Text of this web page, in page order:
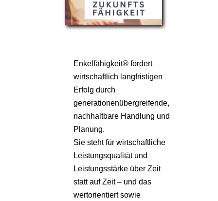
Enkelfähigkeit® fördert
wirtschaftlich langfristigen
Erfolg durch
generationenübergreifende,
nachhaltbare Handlung und
Planung.
Sie steht für wirtschaftliche
Leistungsqualität und
Leistungsstärke über Zeit
statt auf Zeit – und das
wertorientiert sowie